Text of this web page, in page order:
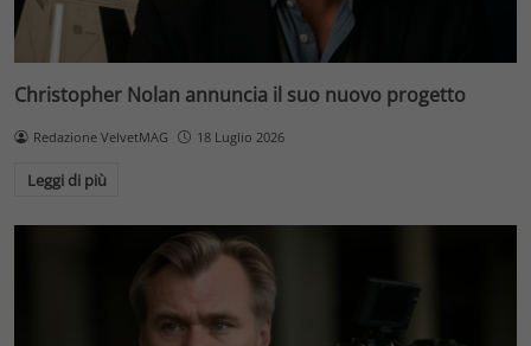
Christopher Nolan annuncia il suo nuovo progetto
Redazione VelvetMAG 18 Luglio 2026
Leggi di più